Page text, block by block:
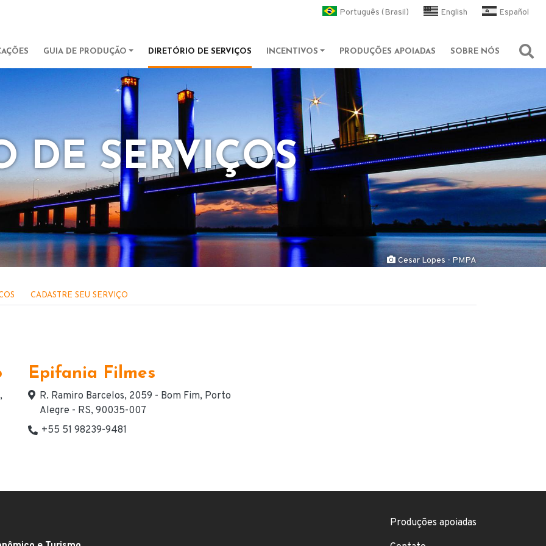
Português (Brasil) English Español
GUIA DE PRODUÇÃO DIRETÓRIO DE SERVIÇOS INCENTIVOS PRODUÇÕES APOIADAS SOBRE NÓS
DE SERVIÇOS
Cesar Lopes - PMPA
CADASTRE SEU SERVIÇO
Epifania Filmes
Endereço
R. Ramiro Barcelos, 2059 - Bom Fim, Porto
Alegre - RS, 90035-007
Telefone(s) de contato
+55 51 98239-9481
Footer menu
Produções apoiadas